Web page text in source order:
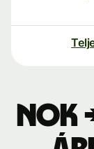
NOK